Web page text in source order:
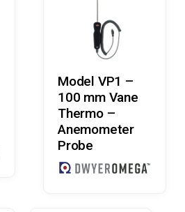
Læs Mere
Model VP1 –
100 mm Vane
Thermo –
Anemometer
Probe